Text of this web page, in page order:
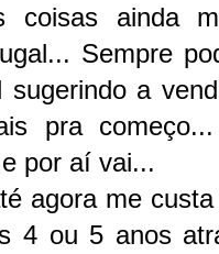
coisas ainda
Sempre
sugerindo a
pra
por aí vai...
agora me
4 ou 5 anos